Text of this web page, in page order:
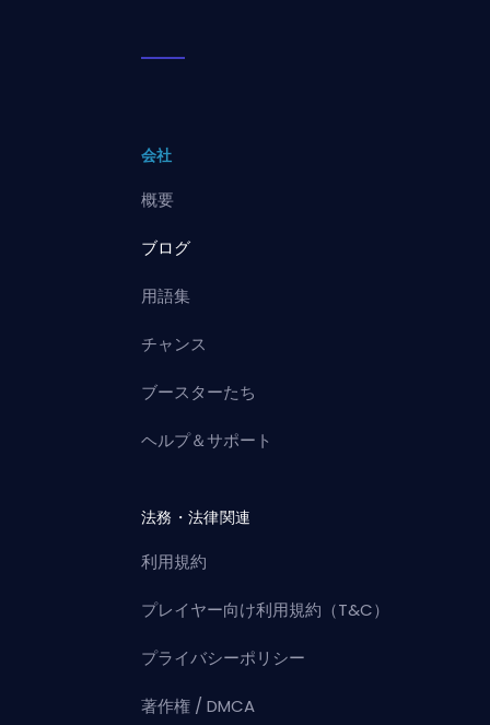
会社
概要
ブログ
用語集
チャンス
ブースターたち
ヘルプ＆サポート
法務・法律関連
利用規約
プレイヤー向け利用規約（T&C）
プライバシーポリシー
著作権 / DMCA